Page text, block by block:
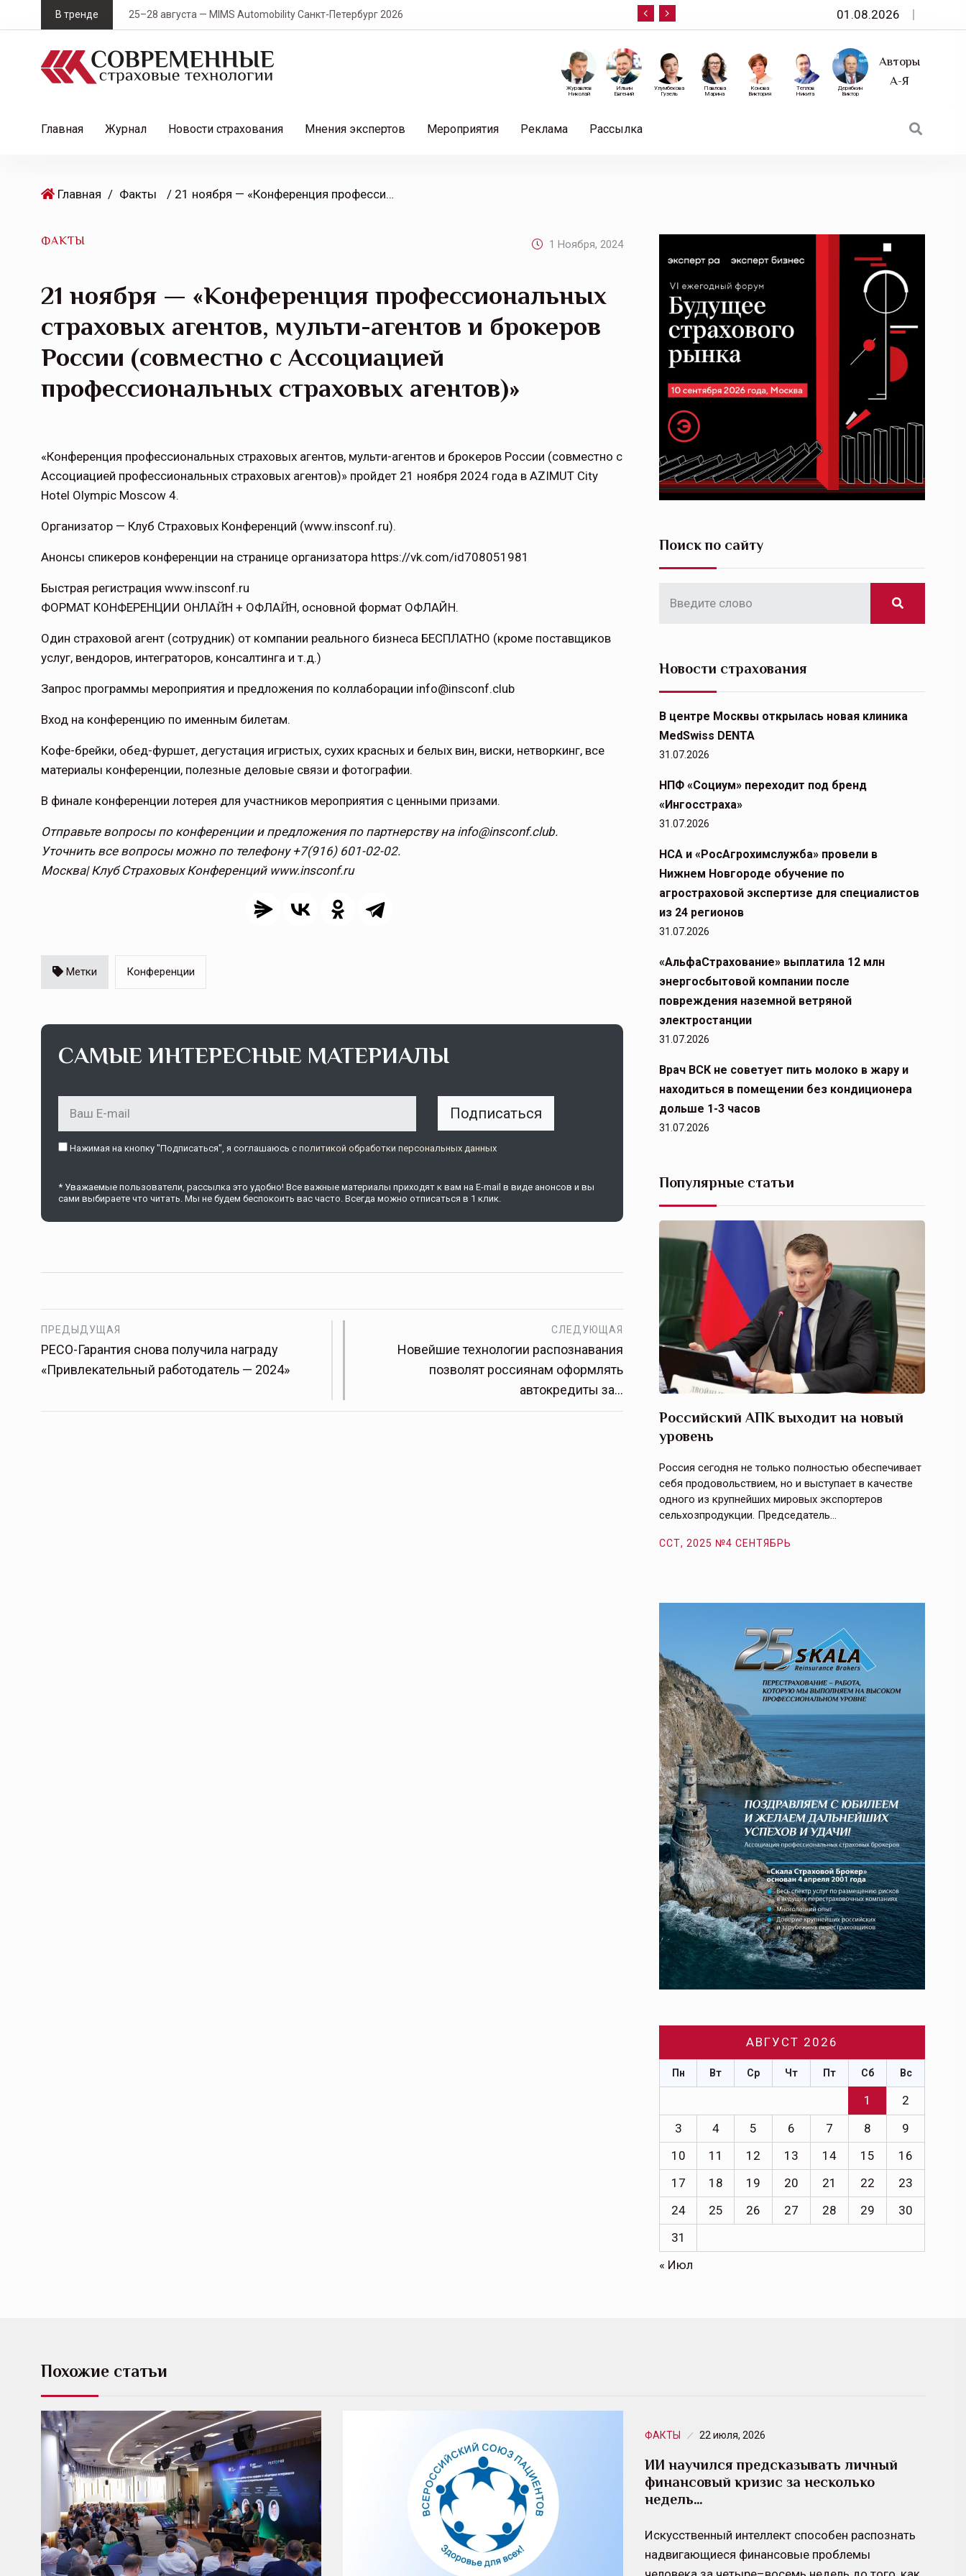
k
В тренде 25–28 августа — MIMS Automobility Санкт-Петербург 2026 10 сентября — «Эксперт РА» приглашает на
01.08.2026
Авторы
А-Я
Дерябкин
Виктор
Теплов
Никита
Конова
Виктория
Павлова
Марина
Улумбекова
Гузель
Ильин
Евгений
Журавлев
Николай
Главная Журнал Новости страхования Мнения экспертов Мероприятия Реклама Рассылка
Главная / Факты / 21 ноября — «Конференция профессиональных страховых агентов, мульти-агентов и брокеров России (совместно с Ассоциацией профессиональных страховых агентов)»
ФАКТЫ 1 Ноября, 2024
21 ноября — «Конференция профессиональных
страховых агентов, мульти-агентов и брокеров
России (совместно с Ассоциацией
профессиональных страховых агентов)»
«Конференция профессиональных страховых агентов, мульти-агентов и брокеров России (совместно с
Ассоциацией профессиональных страховых агентов)» пройдет 21 ноября 2024 года в AZIMUT City
Hotel Olympic Moscow 4.
Организатор — Клуб Страховых Конференций (www.insconf.ru).
Анонсы спикеров конференции на странице организатора https://vk.com/id708051981
Быстрая регистрация www.insconf.ru
ФОРМАТ КОНФЕРЕНЦИИ ОНЛАЙ̆Н + ОФЛАЙ̆Н, основной формат ОФЛАЙН.
Один страховой агент (сотрудник) от компании реального бизнеса БЕСПЛАТНО (кроме поставщиков
услуг, вендоров, интеграторов, консалтинга и т.д.)
Запрос программы мероприятия и предложения по коллаборации info@insconf.club
Вход на конференцию по именным билетам.
Кофе-брейки, обед-фуршет, дегустация игристых, сухих красных и белых вин, виски, нетворкинг, все
материалы конференции, полезные деловые связи и фотографии.
В финале конференции лотерея для участников мероприятия с ценными призами.
Отправьте вопросы по конференции и предложения по партнерству на info@insconf.club.
Уточнить все вопросы можно по телефону +7(916) 601-02-02.
Москва| Клуб Страховых Конференций www.insconf.ru
Метки Конференции
САМЫЕ ИНТЕРЕСНЫЕ МАТЕРИАЛЫ
Подписаться
Нажимая на кнопку "Подписаться", я соглашаюсь c политикой обработки персональных данных
* Уважаемые пользователи, рассылка это удобно! Все важные материалы приходят к вам на E-mail в виде анонсов и вы
сами выбираете что читать. Мы не будем беспокоить вас часто. Всегда можно отписаться в 1 клик.
ПРЕДЫДУЩАЯ
РЕСО-Гарантия снова получила награду
«Привлекательный работодатель — 2024»
СЛЕДУЮЩАЯ
Новейшие технологии распознавания
позволят россиянам оформлять
автокредиты за…
Поиск по сайту
Новости страхования
В центре Москвы открылась новая клиника
MedSwiss DENTA
31.07.2026
НПФ «Социум» переходит под бренд
«Ингосстраха»
31.07.2026
НСА и «РосАгрохимслужба» провели в
Нижнем Новгороде обучение по
агростраховой экспертизе для специалистов
из 24 регионов
31.07.2026
«АльфаСтрахование» выплатила 12 млн
энергосбытовой компании после
повреждения наземной ветряной
электростанции
31.07.2026
Врач ВСК не советует пить молоко в жару и
находиться в помещении без кондиционера
дольше 1-3 часов
31.07.2026
Популярные статьи
Тамбов — под страховой защитой ОСАГО требует переосмысления
Российский АПК выходит на новый
уровень
Россия сегодня не только полностью обеспечивает
себя продовольствием, но и выступает в качестве
одного из крупнейших мировых экспортеров
сельхозпродукции. Председатель…
ССТ, 2025 №4 СЕНТЯБРЬ
АВГУСТ 2026
Пн Вт Ср Чт Пт Сб Вс
1
2
3
4 5 6 7 8
9
10
11 12 13 14 15
16
17
18 19 20 21 22
23
24
25 26 27 28 29
30
31
« Июл
Похожие статьи
ФАКТЫ 22 июля, 2026
ИИ научился предсказывать личный
финансовый кризис за несколько
недель…
Искусственный интеллект способен распознать
надвигающиеся финансовые проблемы